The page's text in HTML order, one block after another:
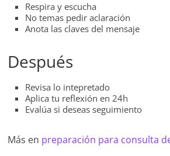
Respira y escucha
No temas pedir aclaración
Anota las claves del mensaje
Después
Revisa lo intepretado
Aplica tu reflexión en 24h
Evalúa si deseas seguimiento
Más en preparación para consulta